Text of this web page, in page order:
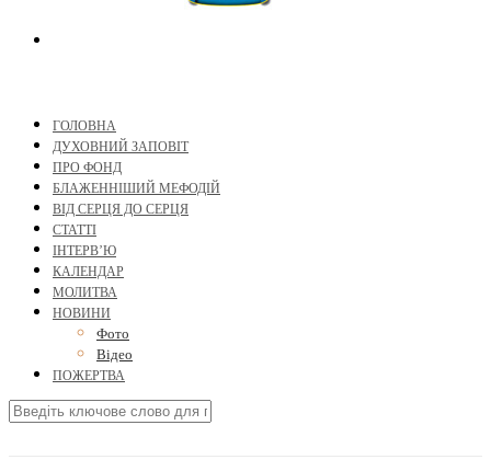
ГОЛОВНА
ДУХОВНИЙ ЗАПОВІТ
ПРО ФОНД
БЛАЖЕННІШИЙ МЕФОДІЙ
ВІД СЕРЦЯ ДО СЕРЦЯ
СТАТТІ
ІНТЕРВ’Ю
КАЛЕНДАР
МОЛИТВА
НОВИНИ
Фото
Відео
ПОЖЕРТВА